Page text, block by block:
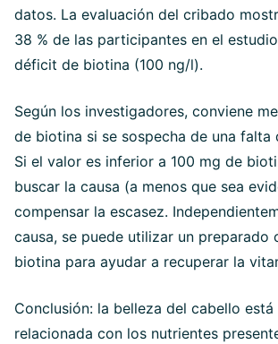
datos. La evaluación del cribado
38 % de las participantes en el
déficit de biotina (100 ng/l).
Según los investigadores, conviene
de biotina si se sospecha de una falta
Si el valor es inferior a 100 mg de
buscar la causa (a menos que sea
compensar la escasez.
causa, se puede utilizar un preparado
biotina para ayudar a recuperar la
Conclusión: la belleza del cabello
relacionada con los nutrientes